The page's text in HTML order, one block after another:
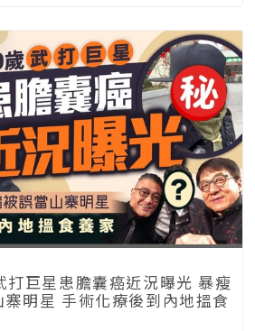
打巨星患膽囊癌近況曝光 暴瘦
明星 手術化療後到內地搵食